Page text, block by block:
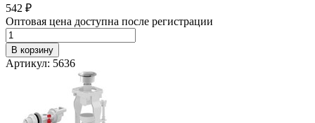
542 ₽
Оптовая цена доступна после регистрации
В корзину
Артикул: 5636